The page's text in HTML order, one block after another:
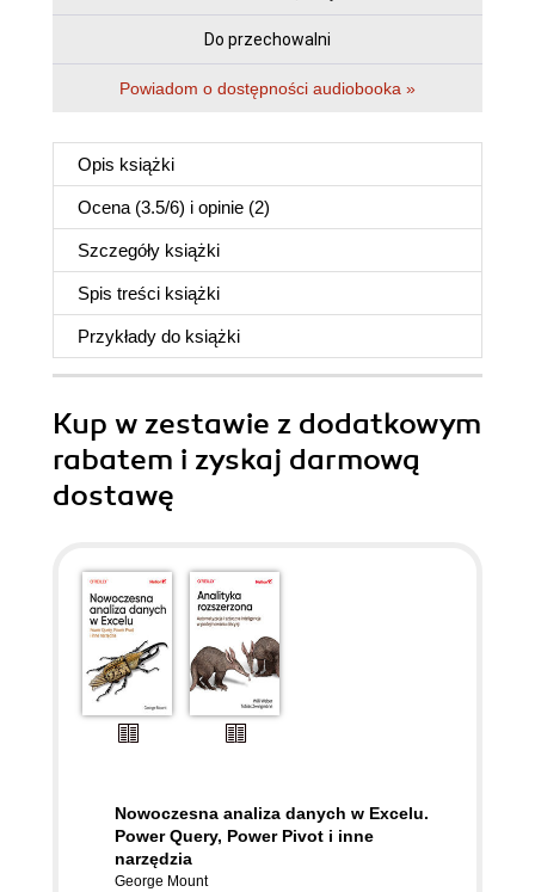
Do przechowalni
Powiadom o dostępności audiobooka »
Opis książki
Ocena (3.5/6) i opinie (2)
Szczegóły książki
Spis treści książki
Przykłady do książki
Kup w zestawie z dodatkowym
rabatem i zyskaj darmową
dostawę
Nowoczesna analiza danych w Excelu.
Power Query, Power Pivot i inne
narzędzia
George Mount